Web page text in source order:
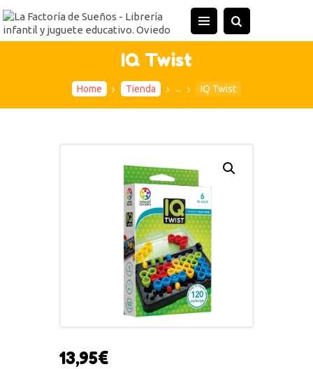
IQ Twist
Home Tienda ... IQ Twist
INICIO
ACTIVIDADES
13,95€